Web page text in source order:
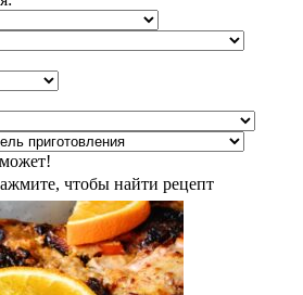
чтобы найти рецепт